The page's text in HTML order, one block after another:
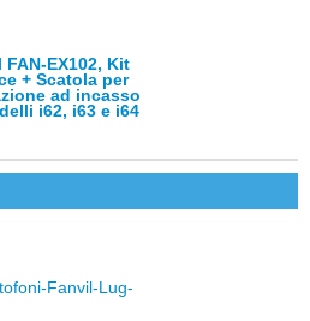
FAN-EX102, Kit
+ Scatola per
ad incasso
i62, i63 e i64
Fanvil-Lug-